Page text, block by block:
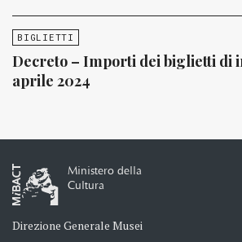
BIGLIETTI
Decreto – Importi dei biglietti di
aprile 2024
Ministero della
Cultura
Direzione Generale Musei